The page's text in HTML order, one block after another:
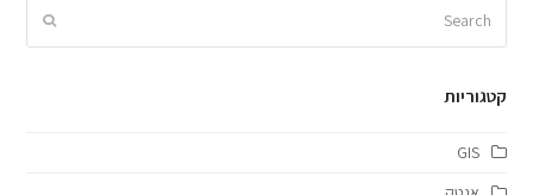
קטגוריות
GIS